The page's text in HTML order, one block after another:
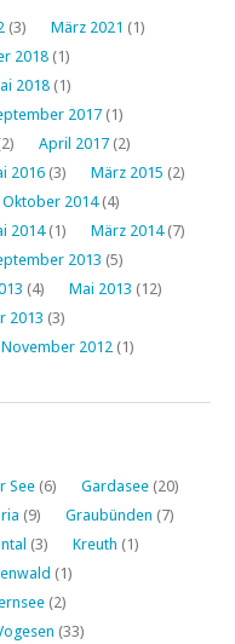
(3) März 2021 (1)
2018 (1)
2018 (1)
2017 (1)
April 2017 (2)
2016 (3) März 2015 (2)
Oktober 2014(4)
2014(1) März 2014(7)
2013 (5)
(4) Mai 2013 (12)
2013 (3)
November 2012 (1)
See (6) Gardasee (20)
(9) Graubünden (7)
(3) Kreuth (1)
(1)
(2)
(33)